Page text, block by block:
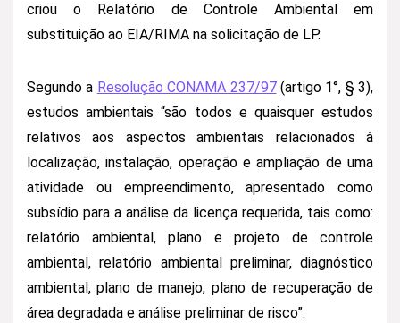
criou o Relatório de Controle Ambiental em
substituição ao EIA/RIMA na solicitação de LP.
Segundo a Resolução CONAMA 237/97(artigo 1°, § 3),
estudos ambientais “são todos e quaisquer estudos
relativos aos aspectos ambientais relacionados à
localização, instalação, operação e ampliação de uma
atividade ou empreendimento, apresentado como
subsídio para a análise da licença requerida, tais como:
relatório ambiental, plano e projeto de controle
ambiental, relatório ambiental preliminar, diagnóstico
ambiental, plano de manejo, plano de recuperação de
área degradada e análise preliminar de risco”.